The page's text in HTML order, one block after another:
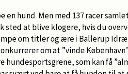
hund. Men med 137 racer
at blive klogere, hvis du
om titler og ære i Ballerup
om at ”vinde
hundesportsgrene, som kan få